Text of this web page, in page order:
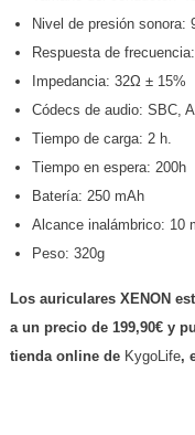
Nivel de presión sonora:
Respuesta de
Impedancia: 32Ω ± 15%
Códecs de audio: SBC,
Tiempo de carga: 2 h.
Tiempo en espera: 200h
Batería: 250 mAh
Alcance inalámbrico: 10
Peso: 320g
Los auriculares XENON
a un precio de 199,90€ y
tienda online de KygoLife,